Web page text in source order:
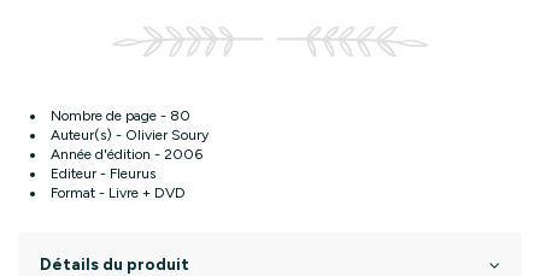
Nombre de page - 80
Auteur(s) - Olivier Soury
Année d'édition - 2006
Editeur - Fleurus
Format - Livre + DVD
Détails du produit